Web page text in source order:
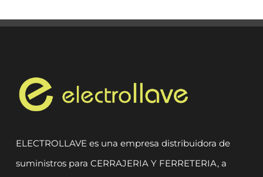
ELECTROLLAVE es una empresa distribuidora de
suministros para CERRAJERIA Y FERRETERIA, a